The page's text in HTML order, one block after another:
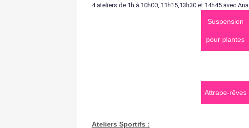
4 ateliers de 1h à 10h00, 11h15,13h30 et 14h45 avec
Suspension
pour plantes
Attrape-rêves
Ateliers Sportifs :